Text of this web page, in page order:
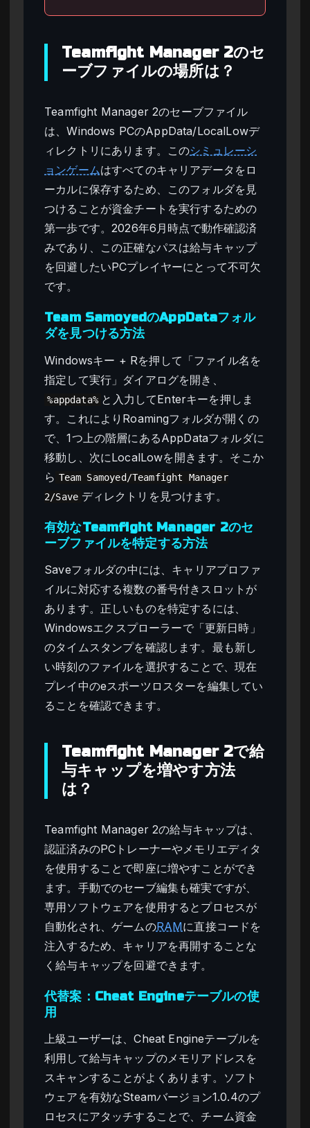
Teamfight Manager 2のセ
ーブファイルの場所は？
Teamfight Manager 2のセーブファイル
は、Windows PCのAppData/LocalLowデ
ィレクトリにあります。このシミュレーシ
ョンゲームはすべてのキャリアデータをロ
ーカルに保存するため、このフォルダを見
つけることが資金チートを実行するための
第一歩です。2026年6月時点で動作確認済
みであり、この正確なパスは給与キャップ
を回避したいPCプレイヤーにとって不可欠
です。
Team SamoyedのAppDataフォル
ダを見つける方法
Windowsキー + Rを押して「ファイル名を
指定して実行」ダイアログを開き、
%appdata% と入力してEnterキーを押しま
す。これによりRoamingフォルダが開くの
で、1つ上の階層にあるAppDataフォルダに
移動し、次にLocalLowを開きます。そこか
ら Team Samoyed/Teamfight Manager
2/Save ディレクトリを見つけます。
有効なTeamfight Manager 2のセ
ーブファイルを特定する方法
Saveフォルダの中には、キャリアプロファ
イルに対応する複数の番号付きスロットが
あります。正しいものを特定するには、
Windowsエクスプローラーで「更新日時」
のタイムスタンプを確認します。最も新し
い時刻のファイルを選択することで、現在
プレイ中のeスポーツロスターを編集してい
ることを確認できます。
Teamfight Manager 2で給
与キャップを増やす方法
は？
Teamfight Manager 2の給与キャップは、
認証済みのPCトレーナーやメモリエディタ
を使用することで即座に増やすことができ
ます。手動でのセーブ編集も確実ですが、
専用ソフトウェアを使用するとプロセスが
自動化され、ゲームのRAMに直接コードを
注入するため、キャリアを再開することな
く給与キャップを回避できます。
代替案：Cheat Engineテーブルの使
用
上級ユーザーは、Cheat Engineテーブルを
利用して給与キャップのメモリアドレスを
スキャンすることがよくあります。ソフト
ウェアを有効なSteamバージョン1.0.4のプ
ロセスにアタッチすることで、チーム資金